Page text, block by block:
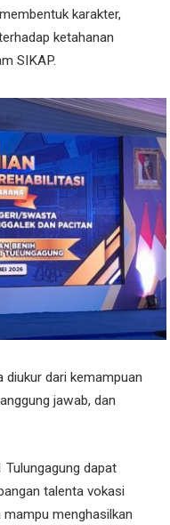
karakter,
ketahanan
SIKAP.
diukur dari kemampuan
jawab, dan
dapat
talenta vokasi
menghasilkan